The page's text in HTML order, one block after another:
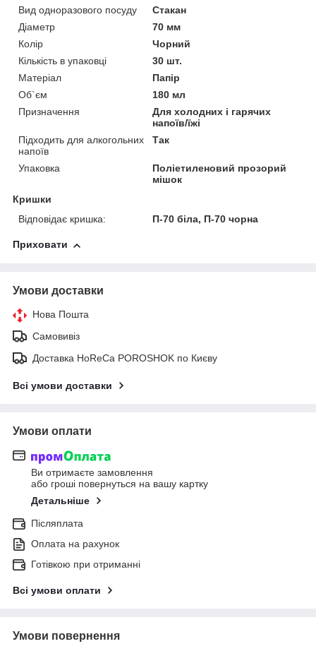
Вид одноразового посуду
Стакан
Діаметр
70 мм
Колір
Чорний
Кількість в упаковці
30 шт.
Матеріал
Папір
Об`єм
180 мл
Призначення
Для холодних і гарячих
напоїв/їжі
Підходить для алкогольних
напоїв
Так
Упаковка
Поліетиленовий прозорий
мішок
Кришки
Відповідає кришка:
П-70 біла, П-70 чорна
Приховати
Умови доставки
Нова Пошта
Самовивіз
Доставка HoReCa POROSHOK по Києву
Всі умови доставки
Умови оплати
Ви отримаєте замовлення
або гроші повернуться на вашу картку
Детальніше
Післяплата
Оплата на рахунок
Готівкою при отриманні
Всі умови оплати
Умови повернення